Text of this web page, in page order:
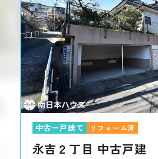
中古一戸建て リフォーム済
永吉２丁目 中古戸建